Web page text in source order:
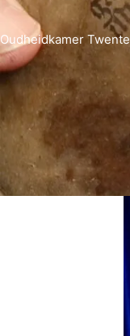
de
inhoud
Oudheidkamer Twente